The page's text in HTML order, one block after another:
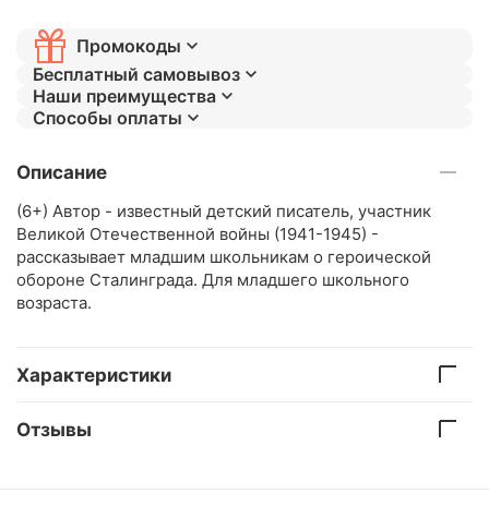
Промокоды
Бесплатный самовывоз
Наши преимущества
Способы оплаты
Описание
(6+) Автор - известный детский писатель, участник
Великой Отечественной войны (1941-1945) -
рассказывает младшим школьникам о героической
обороне Сталинграда. Для младшего школьного
возраста.
Характеристики
Отзывы